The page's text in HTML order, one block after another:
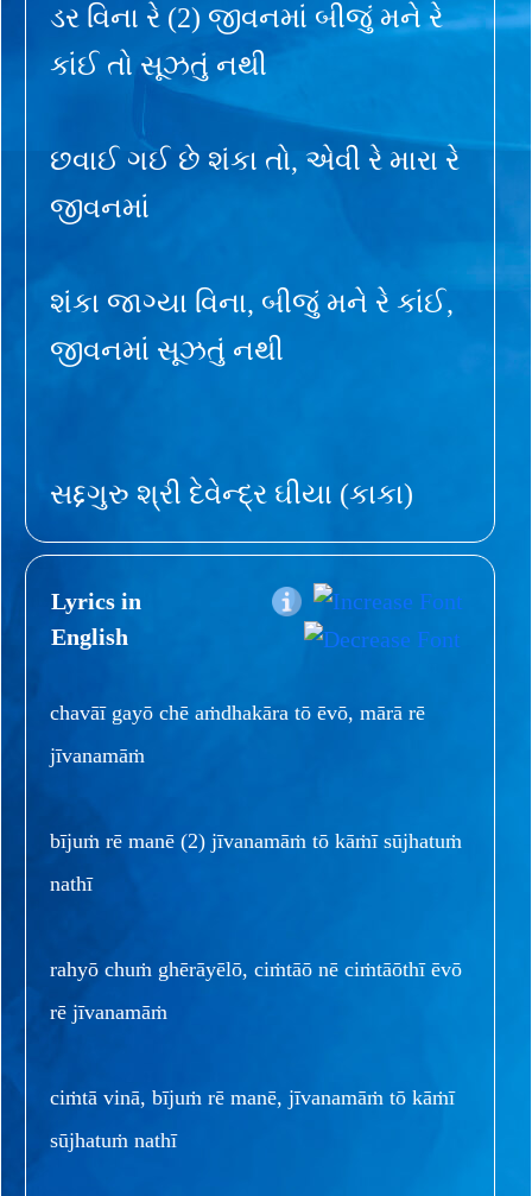
ડર વિના રે (2) જીવનમાં બીજું મને રે
કાંઈ તો સૂઝતું નથી
છવાઈ ગઈ છે શંકા તો, એવી રે મારા રે
જીવનમાં
શંકા જાગ્યા વિના, બીજું મને રે કાંઈ,
જીવનમાં સૂઝતું નથી
સદ્દગુરુ શ્રી દેવેન્દ્ર ઘીયા (કાકા)
Lyrics in
English
chavāī gayō chē aṁdhakāra tō ēvō, mārā rē
jīvanamāṁ
bījuṁ rē manē (2) jīvanamāṁ tō kāṁī sūjhatuṁ
nathī
rahyō chuṁ ghērāyēlō, ciṁtāō nē ciṁtāōthī ēvō
rē jīvanamāṁ
ciṁtā vinā, bījuṁ rē manē, jīvanamāṁ tō kāṁī
sūjhatuṁ nathī